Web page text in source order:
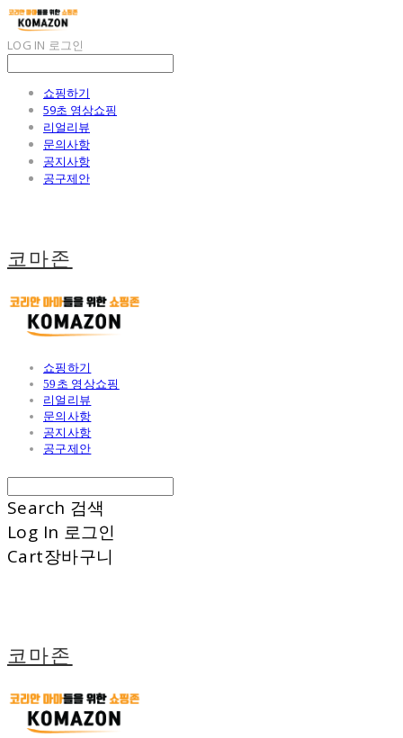
LOG IN 로그인
쇼핑하기
59초 영상쇼핑
리얼리뷰
문의사항
공지사항
공구제안
코마존
쇼핑하기
59초 영상쇼핑
리얼리뷰
문의사항
공지사항
공구제안
Search 검색
Log In 로그인
Cart장바구니
코마존